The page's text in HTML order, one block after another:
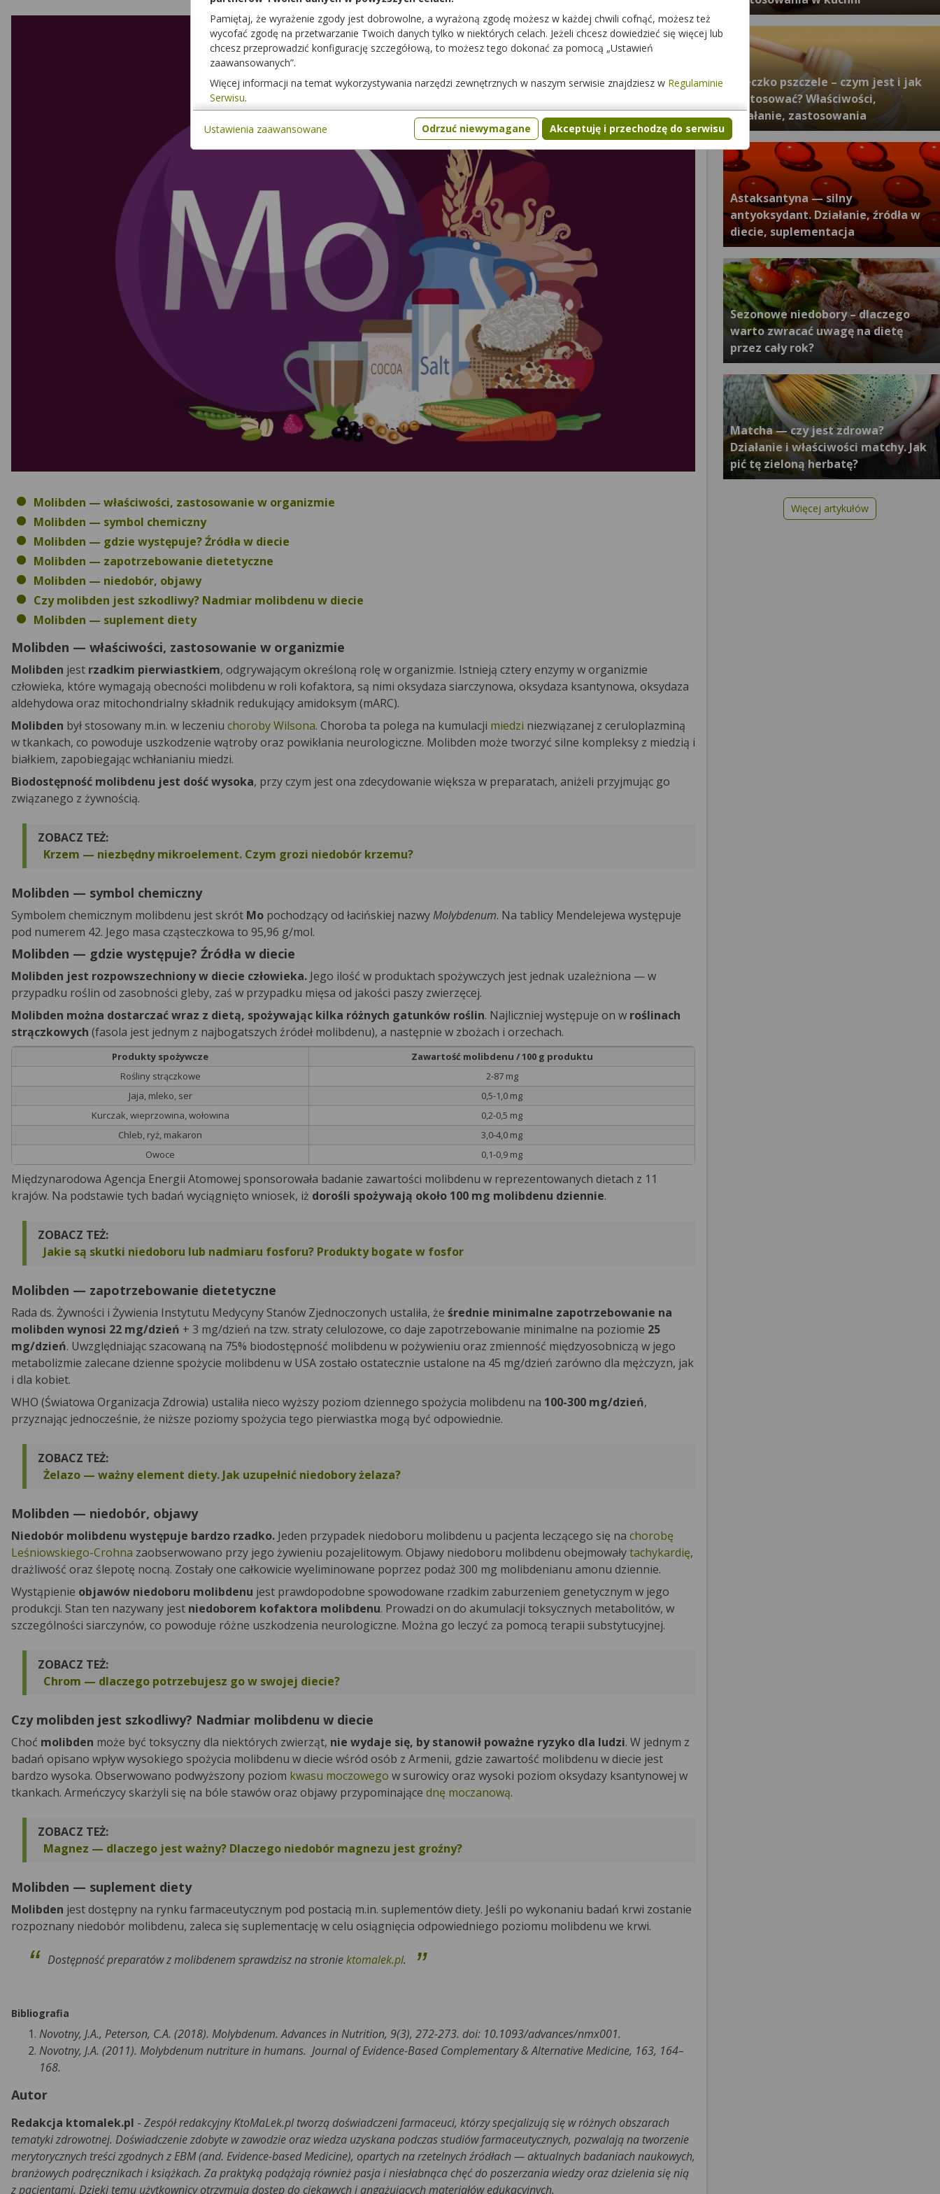
Molibden — właściwości, zastosowanie w organizmie
Molibden — symbol chemiczny
Molibden — gdzie występuje? Źródła w diecie
Molibden — zapotrzebowanie dietetyczne
Molibden — niedobór, objawy
Czy molibden jest szkodliwy? Nadmiar molibdenu w diecie
Molibden — suplement diety
Molibden — właściwości, zastosowanie w organizmie
Molibden jest rzadkim pierwiastkiem, odgrywającym określoną rolę w organizmie. Istnieją cztery enzymy w organizmie
człowieka, które wymagają obecności molibdenu w roli kofaktora, są nimi oksydaza siarczynowa, oksydaza ksantynowa, oksydaza
aldehydowa oraz mitochondrialny składnik redukujący amidoksym (mARC).
Molibden był stosowany m.in. w leczeniu choroby Wilsona. Choroba ta polega na kumulacji miedzi niezwiązanej z ceruloplazminą
w tkankach, co powoduje uszkodzenie wątroby oraz powikłania neurologiczne. Molibden może tworzyć silne kompleksy z miedzią i
białkiem, zapobiegając wchłanianiu miedzi.
Biodostępność molibdenu jest dość wysoka, przy czym jest ona zdecydowanie większa w preparatach, aniżeli przyjmując go
związanego z żywnością.
ZOBACZ TEŻ:
Krzem — niezbędny mikroelement. Czym grozi niedobór krzemu?
Molibden — symbol chemiczny
Symbolem chemicznym molibdenu jest skrót Mo pochodzący od łacińskiej nazwyMolybdenum. Na tablicy Mendelejewa występuje
pod numerem 42. Jego masa cząsteczkowa to 95,96 g/mol.
Molibden — gdzie występuje? Źródła w diecie
Molibden jest rozpowszechniony w diecie człowieka. Jego ilość w produktach spożywczych jest jednak uzależniona — w
przypadku roślin od zasobności gleby, zaś w przypadku mięsa od jakości paszy zwierzęcej.
Molibden można dostarczać wraz z dietą, spożywając kilka różnych gatunków roślin. Najliczniej występuje on w roślinach
strączkowych (fasola jest jednym z najbogatszych źródeł molibdenu), a następnie w zbożach i orzechach.
Produkty spożywcze
Zawartość molibdenu / 100 g produktu
Rośliny strączkowe
2-87 mg
Jaja, mleko, ser
0,5-1,0 mg
Kurczak, wieprzowina, wołowina
0,2-0,5 mg
Chleb, ryż, makaron
3,0-4,0 mg
Owoce
0,1-0,9 mg
Międzynarodowa Agencja Energii Atomowej sponsorowała badanie zawartości molibdenu w reprezentowanych dietach z 11
krajów. Na podstawie tych badań wyciągnięto wniosek, iż dorośli spożywają około 100 mg molibdenu dziennie.
ZOBACZ TEŻ:
Jakie są skutki niedoboru lub nadmiaru fosforu? Produkty bogate w fosfor
Molibden — zapotrzebowanie dietetyczne
Rada ds. Żywności i Żywienia Instytutu Medycyny Stanów Zjednoczonych ustaliła, że średnie minimalne zapotrzebowanie na
molibden wynosi 22 mg/dzień + 3 mg/dzień na tzw. straty celulozowe, co daje zapotrzebowanie minimalne na poziomie 25
mg/dzień. Uwzględniając szacowaną na 75% biodostępność molibdenu w pożywieniu oraz zmienność międzyosobniczą w jego
metabolizmie zalecane dzienne spożycie molibdenu w USA zostało ostatecznie ustalone na 45 mg/dzień zarówno dla mężczyzn, jak
i dla kobiet.
WHO (Światowa Organizacja Zdrowia) ustaliła nieco wyższy poziom dziennego spożycia molibdenu na 100-300 mg/dzień,
przyznając jednocześnie, że niższe poziomy spożycia tego pierwiastka mogą być odpowiednie.
ZOBACZ TEŻ:
Żelazo — ważny element diety. Jak uzupełnić niedobory żelaza?
Molibden — niedobór, objawy
Niedobór molibdenu występuje bardzo rzadko. Jeden przypadek niedoboru molibdenu u pacjenta leczącego się na chorobę
Leśniowskiego-Crohna zaobserwowano przy jego żywieniu pozajelitowym. Objawy niedoboru molibdenu obejmowałytachykardię,
drażliwość oraz ślepotę nocną. Zostały one całkowicie wyeliminowane poprzez podaż 300 mg molibdenianu amonu dziennie.
Wystąpienie objawów niedoboru molibdenu jest prawdopodobne spowodowane rzadkim zaburzeniem genetycznym w jego
produkcji. Stan ten nazywany jest niedoborem kofaktora molibdenu. Prowadzi on do akumulacji toksycznych metabolitów, w
szczególności siarczynów, co powoduje różne uszkodzenia neurologiczne. Można go leczyć za pomocą terapii substytucyjnej.
ZOBACZ TEŻ:
Chrom — dlaczego potrzebujesz go w swojej diecie?
Czy molibden jest szkodliwy? Nadmiar molibdenu w diecie
Choć molibden może być toksyczny dla niektórych zwierząt, nie wydaje się, by stanowił poważne ryzyko dla ludzi. W jednym z
badań opisano wpływ wysokiego spożycia molibdenu w diecie wśród osób z Armenii, gdzie zawartość molibdenu w diecie jest
bardzo wysoka. Obserwowano podwyższony poziom kwasu moczowego w surowicy oraz wysoki poziom oksydazy ksantynowej w
tkankach. Armeńczycy skarżyli się na bóle stawów oraz objawy przypominające dnę moczanową.
ZOBACZ TEŻ:
Magnez — dlaczego jest ważny? Dlaczego niedobór magnezu jest groźny?
Molibden — suplement diety
Molibden jest dostępny na rynku farmaceutycznym pod postacią m.in. suplementów diety. Jeśli po wykonaniu badań krwi zostanie
rozpoznany niedobór molibdenu, zaleca się suplementację w celu osiągnięcia odpowiedniego poziomu molibdenu we krwi.
Dostępność preparatów z molibdenem sprawdzisz na stroniektomalek.pl.
Bibliografia
Novotny, J.A., Peterson, C.A. (2018). Molybdenum. Advances in Nutrition, 9(3), 272-273. doi: 10.1093/advances/nmx001.
Novotny, J.A. (2011). Molybdenum nutriture in humans. Journal of Evidence-Based Complementary & Alternative Medicine, 163, 164–
168.
Autor
Redakcja ktomalek.pl - Zespół redakcyjny KtoMaLek.pl tworzą doświadczeni farmaceuci, którzy specjalizują się w różnych obszarach
tematyki zdrowotnej. Doświadczenie zdobyte w zawodzie oraz wiedza uzyskana podczas studiów farmaceutycznych, pozwalają na tworzenie
merytorycznych treści zgodnych z EBM (and. Evidence-based Medicine), opartych na rzetelnych źródłach — aktualnych badaniach naukowych,
branżowych podręcznikach i książkach. Za praktyką podążają również pasja i niesłabnąca chęć do poszerzania wiedzy oraz dzielenia się nią
z pacjentami. Dzięki temu użytkownicy otrzymują dostęp do ciekawych i angażujących materiałów edukacyjnych.
Mleczko pszczele – czym jest i jak
je stosować? Właściwości,
działanie, zastosowania
Astaksantyna — silny
antyoksydant. Działanie, źródła w
diecie, suplementacja
Sezonowe niedobory – dlaczego
warto zwracać uwagę na dietę
przez cały rok?
Matcha — czy jest zdrowa?
Działanie i właściwości matchy. Jak
pić tę zieloną herbatę?
Więcej artykułów
Pamiętaj, że wyrażenie zgody jest dobrowolne, a wyrażoną zgodę możesz w każdej chwili cofnąć, możesz też
wycofać zgodę na przetwarzanie Twoich danych tylko w niektórych celach. Jeżeli chcesz dowiedzieć się więcej lub
chcesz przeprowadzić konfigurację szczegółową, to możesz tego dokonać za pomocą „Ustawień
zaawansowanych”.
Więcej informacji na temat wykorzystywania narzędzi zewnętrznych w naszym serwisie znajdziesz w Regulaminie
Serwisu.
Odrzuć niewymagane Akceptuję i przechodzę do serwisu
Ustawienia zaawansowane